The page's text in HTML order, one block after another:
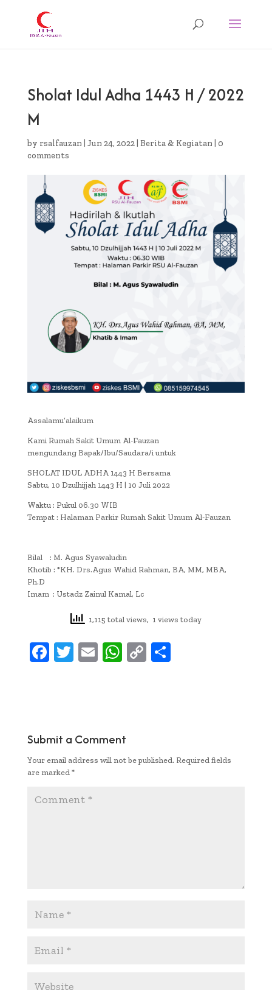
Sholat Idul Adha 1443 H / 2022
M
by rsalfauzan Jun 24, 2022| Berita & Kegiatan 0
comments
Assalamu’alaikum
Kami Rumah Sakit Umum Al-Fauzan
mengundang Bapak/Ibu/Saudara/i untuk
SHOLAT IDUL ADHA 1443 H Bersama
Sabtu, 10 Dzulhijjah 1443 H | 10 Juli 2022
Waktu : Pukul 06.30 WIB
Tempat : Halaman Parkir Rumah Sakit Umum Al-Fauzan
Bilal : M. Agus Syawaludin
Khotib : *KH. Drs.Agus Wahid Rahman, BA, MM, MBA,
Ph.D
Imam : Ustadz Zainul Kamal, Lc
1,115 total views, 1 views today
F
oo
k
T
r
E
W
A
p
p
C
k
Submit a Comment
Your email address will not be published. Required fields
are marked *